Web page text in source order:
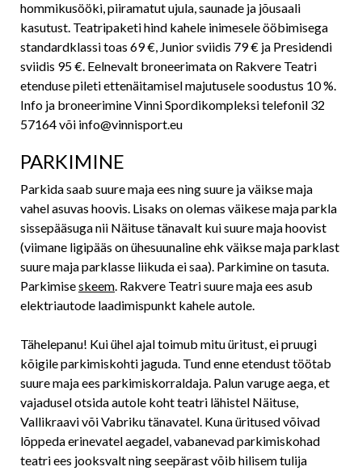
hommikusööki, piiramatut ujula, saunade ja jõusaali
kasutust. Teatripaketi hind kahele inimesele ööbimisega
standardklassi toas 69 €, Junior sviidis 79 € ja Presidendi
sviidis 95 €. Eelnevalt broneerimata on Rakvere Teatri
etenduse pileti ettenäitamisel majutusele soodustus 10 %.
Info ja broneerimine Vinni Spordikompleksi telefonil 32
57164 või info@vinnisport.eu
PARKIMINE
Parkida saab suure maja ees ning suure ja väikse maja
vahel asuvas hoovis. Lisaks on olemas väikese maja parkla
sissepääsuga nii Näituse tänavalt kui suure maja hoovist
(viimane ligipääs on ühesuunaline ehk väikse maja parklast
suure maja parklasse liikuda ei saa). Parkimine on tasuta.
Parkimiseskeem. Rakvere Teatri suure maja ees asub
elektriautode laadimispunkt kahele autole.
Tähelepanu! Kui ühel ajal toimub mitu üritust, ei pruugi
kõigile parkimiskohti jaguda. Tund enne etendust töötab
suure maja ees parkimiskorraldaja. Palun varuge aega, et
vajadusel otsida autole koht teatri lähistel Näituse,
Vallikraavi või Vabriku tänavatel. Kuna üritused võivad
lõppeda erinevatel aegadel, vabanevad parkimiskohad
teatri ees jooksvalt ning seepärast võib hilisem tulija